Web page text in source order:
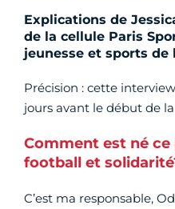
Explications de
de la cellule Paris
jeunesse et sports de
Précision : cette
jours avant le début de
Comment est né
football et
C’est ma responsable,